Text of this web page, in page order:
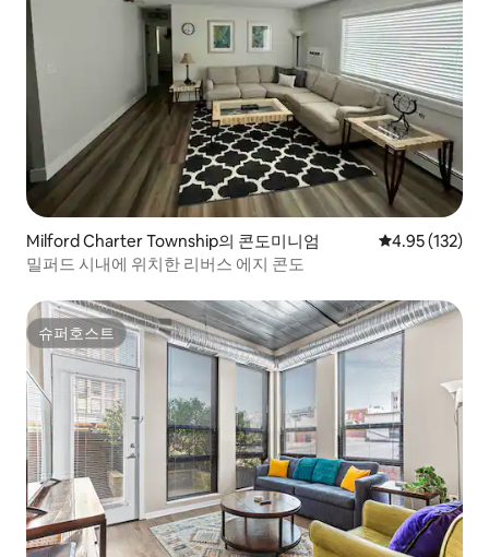
Milford Charter Township의 콘도미니엄 평점 4.95점(5
4.95 (132)
밀퍼드 시내에 위치한 리버스 에지 콘도
슈퍼호스트
슈퍼호스트